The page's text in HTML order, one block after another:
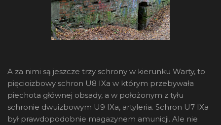
A za nimi są jeszcze trzy schrony w kierunku Warty, to
pięcioizbowy schron U8 IXa w którym przebywała
piechota głównej obsady, a w położonym z tyłu
schronie dwuizbowym U9 IXa, artyleria. Schron U7 IXa
był prawdopodobnie magazynem amunicji. Ale nie